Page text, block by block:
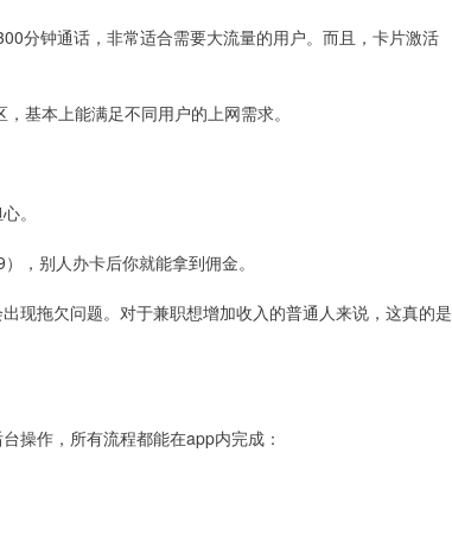
分钟通话，非常适合需要大流量的用户。而且，卡片激活
基本上能满足不同用户的上网需求。
。
，别人办卡后你就能拿到佣金。
现拖欠问题。对于兼职想增加收入的普通人来说，这真的是
操作，所有流程都能在app内完成：